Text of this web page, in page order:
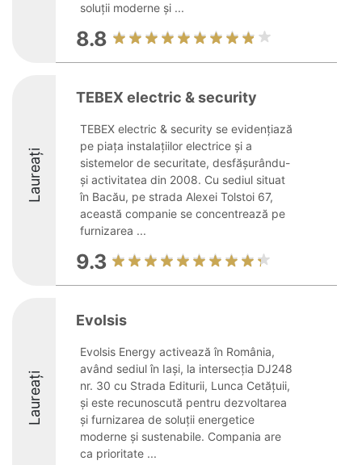
soluții moderne și ...
8.8
Laureați
TEBEX electric & security
TEBEX electric & security se evidențiază
pe piața instalațiilor electrice și a
sistemelor de securitate, desfășurându-
și activitatea din 2008. Cu sediul situat
în Bacău, pe strada Alexei Tolstoi 67,
această companie se concentrează pe
furnizarea ...
9.3
Laureați
Evolsis
Evolsis Energy activează în România,
având sediul în Iași, la intersecția DJ248
nr. 30 cu Strada Editurii, Lunca Cetățuii,
și este recunoscută pentru dezvoltarea
și furnizarea de soluții energetice
moderne și sustenabile. Compania are
ca prioritate ...